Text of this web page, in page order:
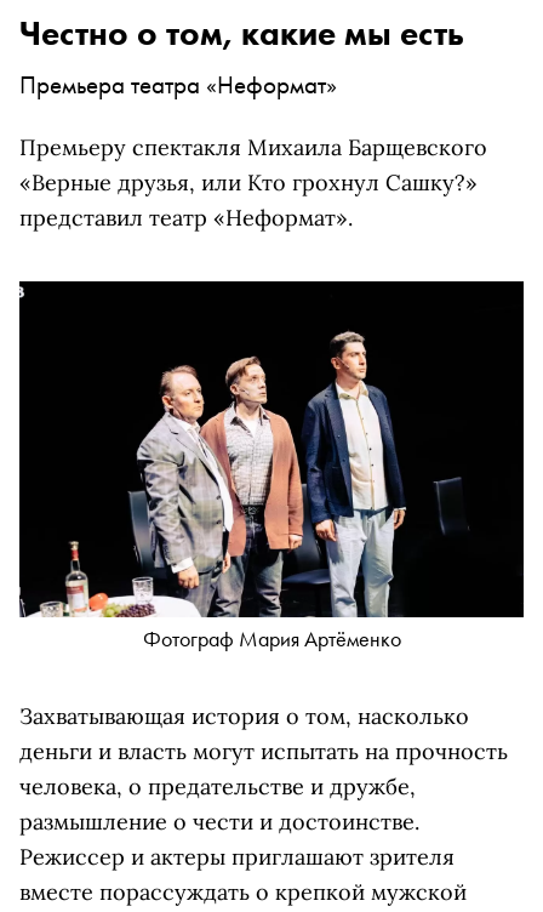
Честно о том, какие мы есть
Премьера театра «Неформат»
Премьеру спектакля Михаила Барщевского
«Верные друзья, или Кто грохнул Сашку?»
представил театр «Неформат».
Фотограф Мария Артёменко
Захватывающая история о том, насколько
деньги и власть могут испытать на прочность
человека, о предательстве и дружбе,
размышление о чести и достоинстве.
Режиссер и актеры приглашают зрителя
вместе порассуждать о крепкой мужской